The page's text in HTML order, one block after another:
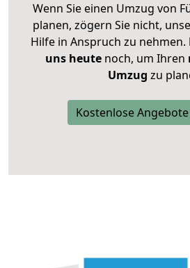
Wenn Sie einen Umzug von
planen, zögern Sie nicht,
Hilfe in Anspruch zu nehmen.
uns heutenoch, um Ihren
Umzug zu
Kostenlose